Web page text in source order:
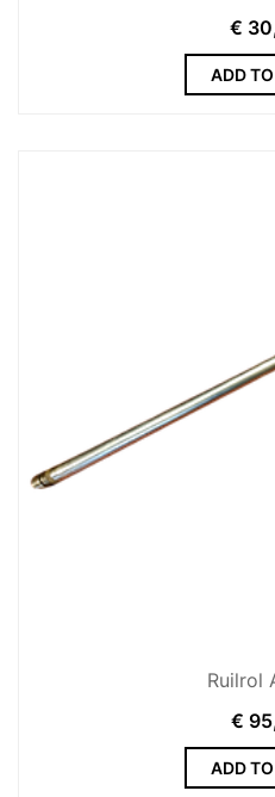
€
ADD
Ruilrol
€
ADD